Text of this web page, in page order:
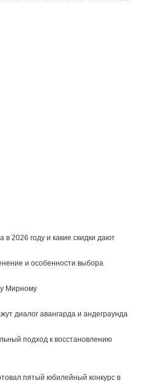
в 2026 году и какие скидки дают
и особенности выбора
Мирному
диалог авангарда и андеграунда
подход к восстановлению
пятый юбилейный конкурс в